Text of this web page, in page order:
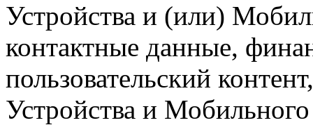
Устройства и (или)
контактные данные,
пользовательский
Устройства и